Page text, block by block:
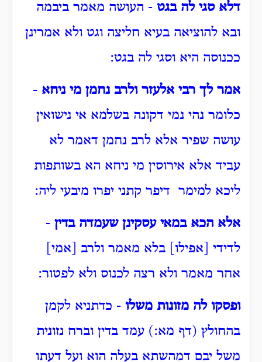
דלא סגי לה בגט - העושה מאמר ביבמה
ובא להוציאה בעיא חליצה וגט ולא אמרינן
ככנוסה היא וסגי לה בגט:
אמר לך רבי אלעזר ולרב נחמן מי ניחא -
כלומר נהי נמי דקונה בשלמא אי נישואין
עושה שפיר אלא לרב נחמן דאמר לא
עביד אלא אירוסין מי ניחא הא בשותפות
ליכא למימר דיפר קתני יפרו מיבעי ליה:
אלא הכא במאי עסקינן שעמדה בדין -
לדידי [אפילו] בלא מאמר ולרב [אמי]
אחר מאמר ולא רצה לכנוס ולא לפטור:
ופסקו לה מזונות משלו - כדתניא לקמן
בהחולץ (דף מא:) עמד בדין וברח נזונית
משל יבם דמהשתא בעלה הוא ועל דעתו